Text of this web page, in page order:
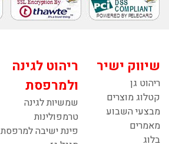
שיווק ישיר
ריהוט גן
קטלוג מוצרים
מבצעי השבוע
מאמרים
בלוג
ריהוט לגינה
ולמרפסת
שמשיות לגינה
טרמפולינות
פינת ישיבה למרפסת